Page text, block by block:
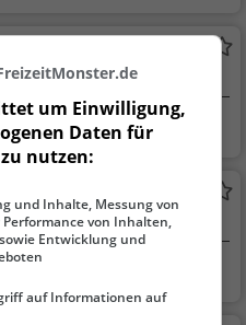
Familie & Kinder,
Natur
Quadrath-Ichendorf
t
um Einwilligung,
Daten für
nutzen:
und Inhalte, Messung von
von Inhalten,
Entwicklung und
auf Informationen auf